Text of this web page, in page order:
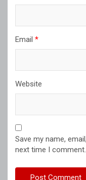
Email *
Website
Save my name,
next time I comment.